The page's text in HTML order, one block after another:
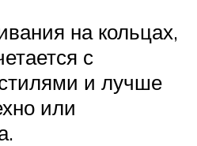
на кольцах,
с
и лучше
или